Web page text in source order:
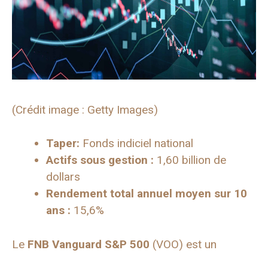
(Crédit image : Getty Images)
Taper: Fonds indiciel national
Actifs sous gestion : 1,60 billion de
dollars
Rendement total annuel moyen sur 10
ans : 15,6%
Le FNB Vanguard S&P 500 (VOO) est un